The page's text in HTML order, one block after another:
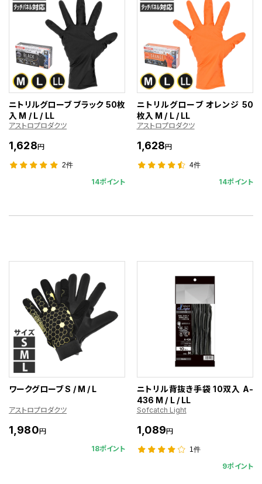
ニトリルグローブ ブラック 50枚
入 M / L / LL
アストロプロダクツ
1,628円
2件
14ポイント
ニトリルグローブ オレンジ 50
枚入 M / L / LL
アストロプロダクツ
1,628円
4件
14ポイント
ワークグローブ S / M / L
アストロプロダクツ
1,980円
18ポイント
ニトリル背抜き手袋 10双入 A-
436 M / L / LL
Sofcatch Light
1,089円
1件
9ポイント